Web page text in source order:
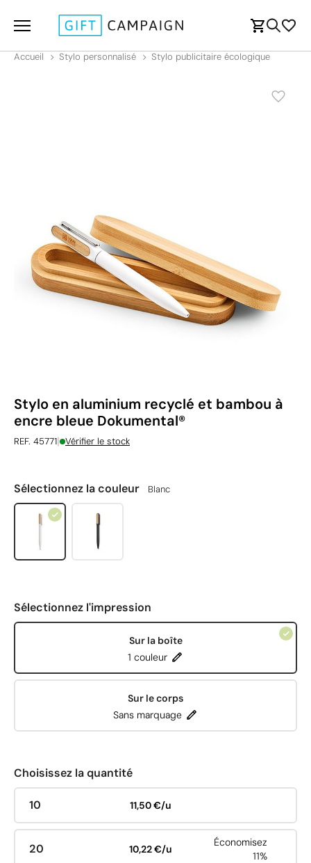
Accueil Stylo personnalisé Stylo publicitaire écologique
Stylo en aluminium recyclé et bambou à
encre bleue Dokumental®
REF. 45771| Vérifier le stock
Sélectionnez la couleur Blanc
Sélectionnez l'impression
Sur la boîte
1 couleur
Sur le corps
Sans marquage
Choisissez la quantité
10 11,50 €/u
20 10,22 €/u
Économisez
11%